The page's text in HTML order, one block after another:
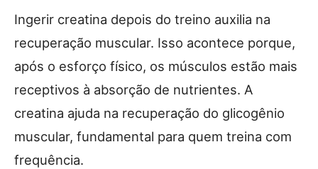
Ingerir creatina depois do treino auxilia na
recuperação muscular. Isso acontece porque,
após o esforço físico, os músculos estão mais
receptivos à absorção de nutrientes. A
creatina ajuda na recuperação do glicogênio
muscular, fundamental para quem treina com
frequência.